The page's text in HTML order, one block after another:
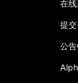
在
提
公